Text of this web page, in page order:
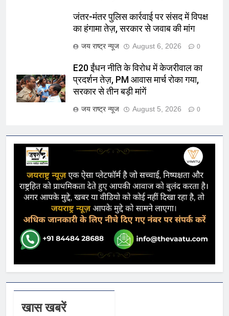
जंतर-मंतर पुलिस कार्रवाई पर संसद में विपक्ष
का हंगामा तेज़, सरकार से जवाब की मांग
जय राष्ट्र न्यूज August 6, 2026 0
E20 ईंधन नीति के विरोध में केजरीवाल का
प्रदर्शन तेज़, PM आवास मार्च रोका गया,
सरकार से तीन बड़ी मांगें
जय राष्ट्र न्यूज August 5, 2026 0
खास खबरें